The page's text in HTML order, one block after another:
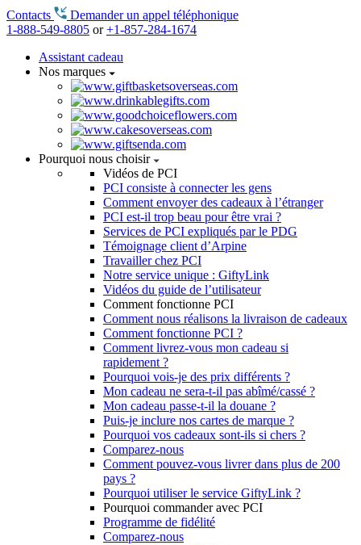
Contacts
Demander un appel téléphonique
1-888-549-8805 or+1-857-284-1674
Assistant cadeau
Nos marques
Pourquoi nous choisir
Vidéos de PCI
PCI consiste à connecter les gens
Comment envoyer des cadeaux à l’étranger
PCI est-il trop beau pour être vrai ?
Services de PCI expliqués par le PDG
Témoignage client d’Arpine
Travailler chez PCI
Notre service unique : GiftyLink
Vidéos du guide de l’utilisateur
Comment fonctionne PCI
Comment nous réalisons la livraison de cadeaux
Comment fonctionne PCI ?
Comment livrez-vous mon cadeau si
rapidement ?
Pourquoi vois-je des prix différents ?
Mon cadeau ne sera-t-il pas abîmé/cassé ?
Mon cadeau passe-t-il la douane ?
Puis-je inclure nos cartes de marque ?
Pourquoi vos cadeaux sont-ils si chers ?
Comparez-nous
Comment pouvez-vous livrer dans plus de 200
pays ?
Pourquoi utiliser le service GiftyLink ?
Pourquoi commander avec PCI
Programme de fidélité
Comparez-nous